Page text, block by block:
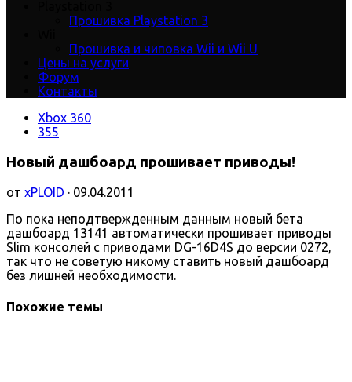
Прошивка Playstation 3
Прошивка и чиповка Wii и Wii U
Цены на услуги
Форум
Контакты
Xbox 360
355
Новый дашбоард прошивает приводы!
от xPLOID · 09.04.2011
По пока неподтвержденным данным новый бета
дашбоард 13141 автоматически прошивает приводы
Slim консолей с приводами DG-16D4S до версии 0272,
так что не советую никому ставить новый дашбоард
без лишней необходимости.
Похожие темы